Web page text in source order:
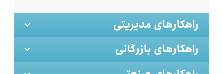
راهکارهای مدیریتی
راهکارهای بازرگانی